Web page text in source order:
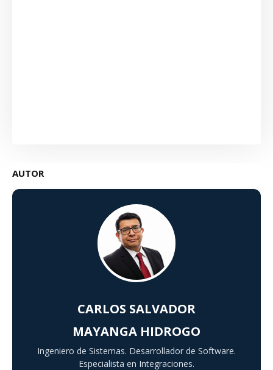
AUTOR
CARLOS SALVADOR
MAYANGA HIDROGO
Ingeniero de Sistemas. Desarrollador de Software.
Especialista en Integraciones.